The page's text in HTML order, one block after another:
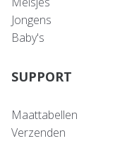
Jongens
Baby's
SUPPORT
Maattabellen
Verzenden